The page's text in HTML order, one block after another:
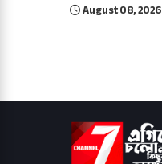
August 08, 2026